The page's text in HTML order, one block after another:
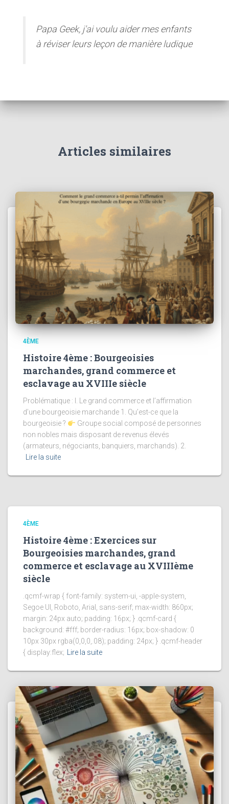
Papa Geek, j'ai voulu aider mes enfants
à réviser leurs leçon de manière ludique
Articles similaires
4ÈME
Histoire 4ème : Bourgeoisies
marchandes, grand commerce et
esclavage au XVIIIe siècle
Problématique : I. Le grand commerce et l’affirmation
d’une bourgeoisie marchande 1. Qu’est-ce que la
bourgeoisie ?
Groupe social composé de personnes
non nobles mais disposant de revenus élevés
(armateurs, négociants, banquiers, marchands). 2.
Lire la suite
4ÈME
Histoire 4ème : Exercices sur
Bourgeoisies marchandes, grand
commerce et esclavage au XVIIIème
siècle
.qcmf-wrap { font-family: system-ui, -apple-system,
Segoe UI, Roboto, Arial, sans-serif; max-width: 860px;
margin: 24px auto; padding: 16px; } .qcmf-card {
background: #fff; border-radius: 16px; box-shadow: 0
10px 30px rgba(0,0,0,.08); padding: 24px; } .qcmf-header
{ display:flex; Lire la suite